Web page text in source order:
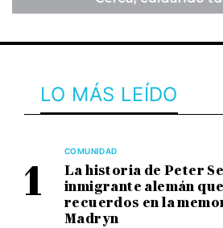
LO MÁS LEÍDO
COMUNIDAD
La historia de Peter
inmigrante alemán
recuerdos en la
Madryn